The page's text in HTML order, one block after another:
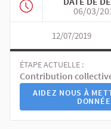
06/03/
12/07/2019
ÉTAPE ACTUELLE :
AIDEZ NOUS À